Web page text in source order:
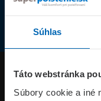
Súhlas
Táto webstránka
Súbory cookie a iné
Přejít
Produkty